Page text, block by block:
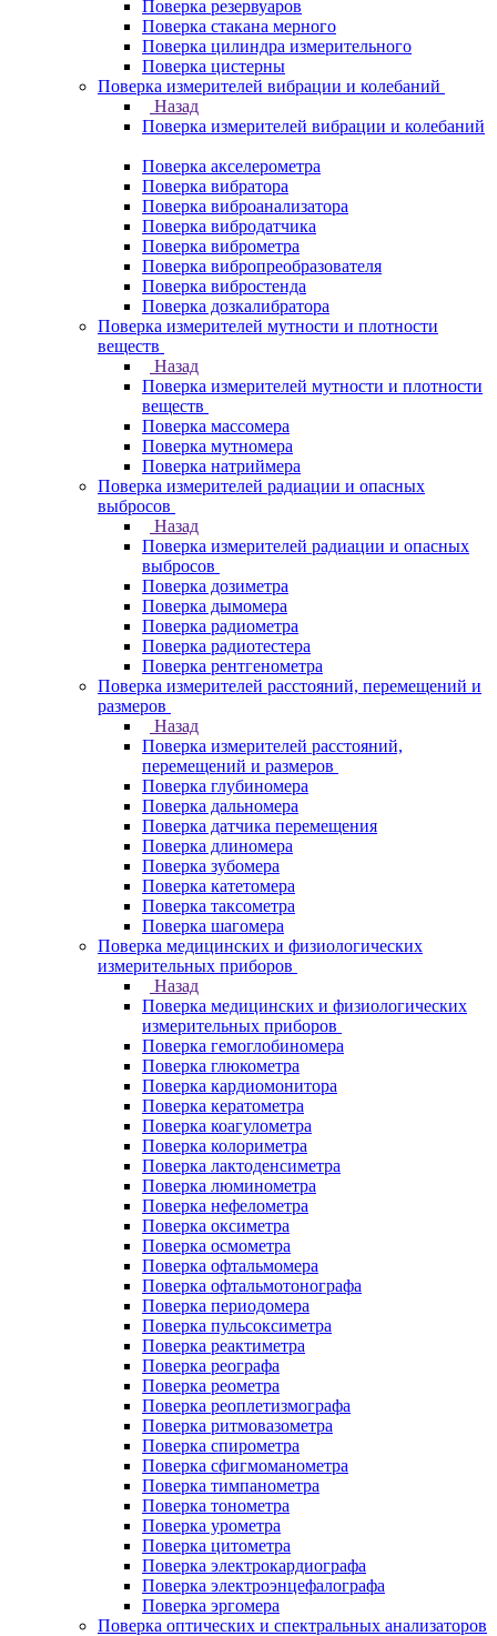
Поверка резервуаров
Поверка стакана мерного
Поверка цилиндра измерительного
Поверка цистерны
Поверка измерителей вибрации и колебаний
Назад
Поверка измерителей вибрации и колебаний
Поверка акселерометра
Поверка вибратора
Поверка виброанализатора
Поверка вибродатчика
Поверка виброметра
Поверка вибропреобразователя
Поверка вибростенда
Поверка дозкалибратора
Поверка измерителей мутности и плотности
веществ
Назад
Поверка измерителей мутности и плотности
веществ
Поверка массомера
Поверка мутномера
Поверка натриймера
Поверка измерителей радиации и опасных
выбросов
Назад
Поверка измерителей радиации и опасных
выбросов
Поверка дозиметра
Поверка дымомера
Поверка радиометра
Поверка радиотестера
Поверка рентгенометра
Поверка измерителей расстояний, перемещений и
размеров
Назад
Поверка измерителей расстояний,
перемещений и размеров
Поверка глубиномера
Поверка дальномера
Поверка датчика перемещения
Поверка длиномера
Поверка зубомера
Поверка катетомера
Поверка таксометра
Поверка шагомера
Поверка медицинских и физиологических
измерительных приборов
Назад
Поверка медицинских и физиологических
измерительных приборов
Поверка гемоглобиномера
Поверка глюкометра
Поверка кардиомонитора
Поверка кератометра
Поверка коагулометра
Поверка колориметра
Поверка лактоденсиметра
Поверка люминометра
Поверка нефелометра
Поверка оксиметра
Поверка осмометра
Поверка офтальмомера
Поверка офтальмотонографа
Поверка периодомера
Поверка пульсоксиметра
Поверка реактиметра
Поверка реографа
Поверка реометра
Поверка реоплетизмографа
Поверка ритмовазометра
Поверка спирометра
Поверка сфигмоманометра
Поверка тимпанометра
Поверка тонометра
Поверка урометра
Поверка цитометра
Поверка электрокардиографа
Поверка электроэнцефалографа
Поверка эргомера
Поверка оптических и спектральных анализаторов